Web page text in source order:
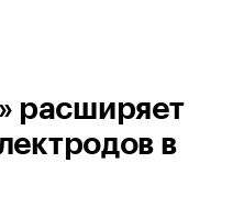
в